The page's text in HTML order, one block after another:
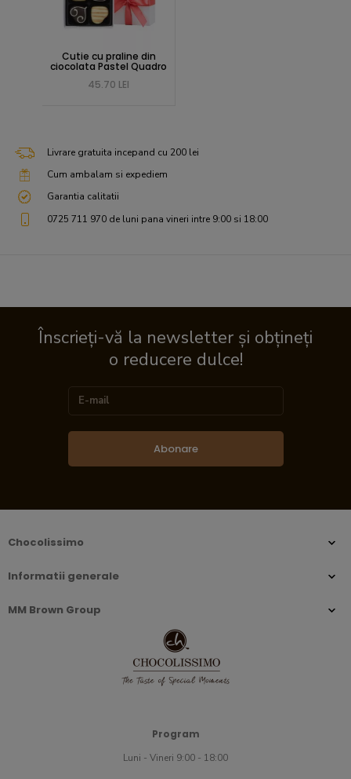
Cutie cu praline din
ciocolata Pastel Quadro
45.70 LEI
Livrare gratuita incepand cu 200 lei
Cum ambalam si expediem
Garantia calitatii
0725 711 970 de luni pana vineri intre 9:00 si 18:00
Înscrieți-vă la newsletter și obțineți
o reducere dulce!
Abonare
Chocolissimo
Informatii generale
MM Brown Group
Program
Luni - Vineri 9:00 - 18:00